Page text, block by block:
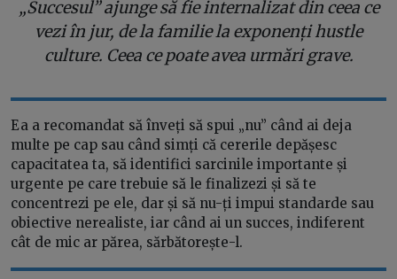
„Succesul” ajunge să fie internalizat din ceea ce
vezi în jur, de la familie la exponenți hustle
culture. Ceea ce poate avea urmări grave.
Ea a recomandat să înveți să spui „nu” când ai deja
multe pe cap sau când simți că cererile depășesc
capacitatea ta, să identifici sarcinile importante și
urgente pe care trebuie să le finalizezi și să te
concentrezi pe ele, dar și să nu-ți impui standarde sau
obiective nerealiste, iar când ai un succes, indiferent
cât de mic ar părea, sărbătorește-l.